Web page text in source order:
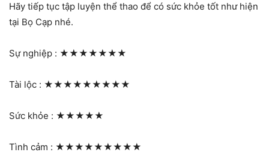
Hãy tiếp tục tập luyện thể thao để có sức khỏe tốt như hiện
tại Bọ Cạp nhé.
Sự nghiệp : ★★★★★★★
Tài lộc : ★★★★★★★★★
Sức khỏe : ★★★★★
Tình cảm : ★★★★★★★★★